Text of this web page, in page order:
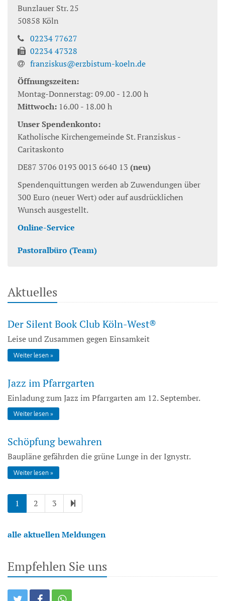
Bunzlauer Str. 25
50858 Köln
02234 77627
02234 47328
franziskus@erzbistum-koeln.de
Öffnungszeiten:
Montag-Donnerstag: 09.00 - 12.00 h
Mittwoch: 16.00 - 18.00 h
Unser Spendenkonto:
Katholische Kirchengemeinde St. Franziskus -
Caritaskonto
DE87 3706 0193 0013 6640 13 (neu)
Spendenquittungen werden ab Zuwendungen über
300 Euro (neuer Wert) oder auf ausdrücklichen
Wunsch ausgestellt.
Online-Service
Pastoralbüro (Team)
Aktuelles
Der Silent Book Club Köln-West®
Leise und Zusammen gegen Einsamkeit
Weiter lesen
Jazz im Pfarrgarten
Einladung zum Jazz im Pfarrgarten am 12. September.
Weiter lesen
Schöpfung bewahren
Baupläne gefährden die grüne Lunge in der Ignystr.
Weiter lesen
1 2 3
alle aktuellen Meldungen
Empfehlen Sie uns